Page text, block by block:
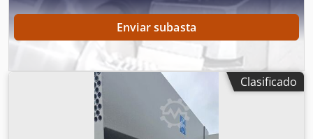
Enviar subasta
Clasificado